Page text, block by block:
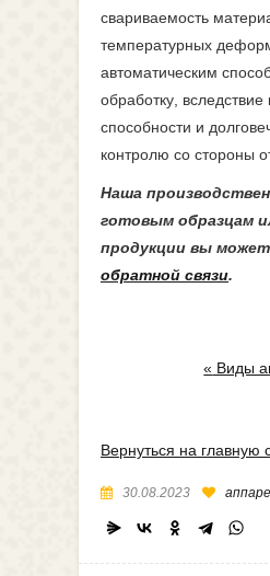
свариваемость
температурных
автоматическим
обработку,
способности и
контролю со стороны
Наша
готовым образцам
продукции вы
обратной связи.
« Виды
Вернуться на главную
30.08.2023